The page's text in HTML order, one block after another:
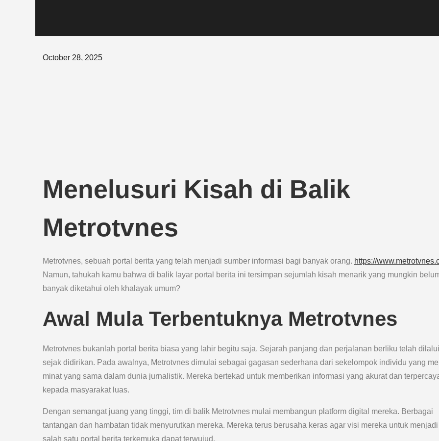
Posted
October 28, 2025
Menelusuri Kisah di Balik
Metrotvnes
Metrotvnes, sebuah portal berita yang telah menjadi sumber informasi bagi banyak orang. https://
Namun, tahukah kamu bahwa di balik layar portal berita ini tersimpan sejumlah kisah menarik yang mungkin
banyak diketahui oleh khalayak umum?
Awal Mula Terbentuknya Metrotvnes
Metrotvnes bukanlah portal berita biasa yang lahir begitu saja. Sejarah panjang dan perjalanan berliku telah
sejak didirikan. Pada awalnya, Metrotvnes dimulai sebagai gagasan sederhana dari sekelompok individu yang
minat yang sama dalam dunia jurnalistik. Mereka bertekad untuk memberikan informasi yang akurat dan
kepada masyarakat luas.
Dengan semangat juang yang tinggi, tim di balik Metrotvnes mulai membangun platform digital mereka. Berbagai
tantangan dan hambatan tidak menyurutkan mereka. Mereka terus berusaha keras agar visi mereka untuk menjadi
salah satu portal berita terkemuka dapat terwujud.